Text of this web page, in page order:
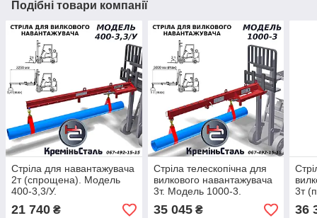
Подібні товари компанії
Стріла для навантажувача
2т (спрощена). Модель
400-3,3/У.
21 740 ₴
Стріла телескопічна для
вилкового навантажувача
3т. Модель 1000-3.
35 045₴
3т
36